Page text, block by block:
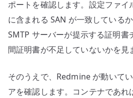
ポートを確認します。設定ファイ
に含まれる SAN が一致している
SMTP サーバーが提示する証明書
間証明書が不足していないかを見
そのうえで、Redmine が動いて
アを確認します。コンテナであれ